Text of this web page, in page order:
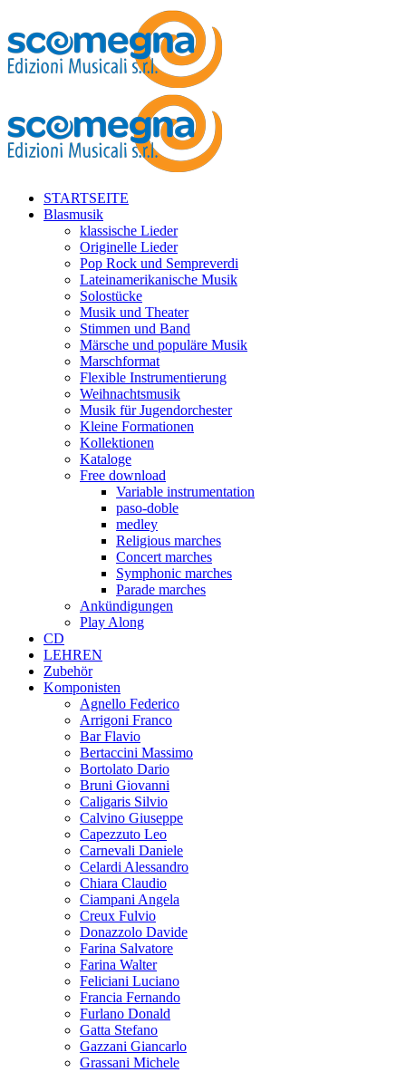
STARTSEITE
Blasmusik
klassische Lieder
Originelle Lieder
Pop Rock und Sempreverdi
Lateinamerikanische Musik
Solostücke
Musik und Theater
Stimmen und Band
Märsche und populäre Musik
Marschformat
Flexible Instrumentierung
Weihnachtsmusik
Musik für Jugendorchester
Kleine Formationen
Kollektionen
Kataloge
Free download
Variable instrumentation
paso-doble
medley
Religious marches
Concert marches
Symphonic marches
Parade marches
Ankündigungen
Play Along
CD
LEHREN
Zubehör
Komponisten
Agnello Federico
Arrigoni Franco
Bar Flavio
Bertaccini Massimo
Bortolato Dario
Bruni Giovanni
Caligaris Silvio
Calvino Giuseppe
Capezzuto Leo
Carnevali Daniele
Celardi Alessandro
Chiara Claudio
Ciampani Angela
Creux Fulvio
Donazzolo Davide
Farina Salvatore
Farina Walter
Feliciani Luciano
Francia Fernando
Furlano Donald
Gatta Stefano
Gazzani Giancarlo
Grassani Michele